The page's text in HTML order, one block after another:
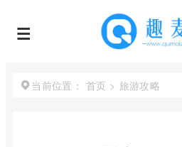
当前位置： 首页 > 旅游攻略